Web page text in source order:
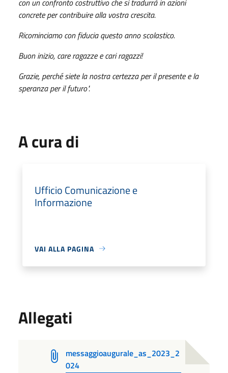
concrete per contribuire alla vostra crescita.
Ricominciamo con fiducia questo anno scolastico.
Buon inizio, care ragazze e cari ragazzi!
Grazie, perché siete la nostra certezza per il presente e la
speranza per il futuro".
A cura di
Ufficio Comunicazione e
Informazione
VAI ALLA PAGINA
Allegati
messaggioaugurale_as_2023_2
024